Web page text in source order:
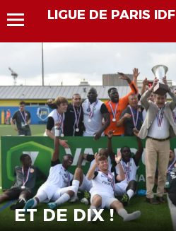
LIGUE DE PARIS IDF
ET DE DIX !